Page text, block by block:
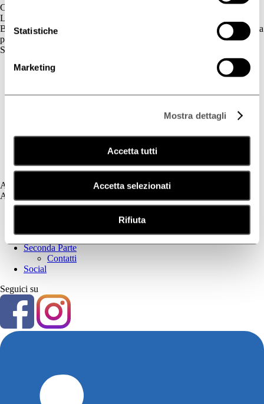
Statistiche
Marketing
Mostra dettagli
Accetta tutti
Accetta selezionati
Rifiuta
Contatti
L'azienda
BIOGENA è un’azienda cosmetica la cui gamma di prodotti è dedicata
principalmente al benessere della pelle.
Skincare
Cute Sensibile
Fotoprotezione Dedicata
Tricologia
Assistenza
Assistenza
Cookie Policy
Seconda Parte
Contatti
Social
Seguici su